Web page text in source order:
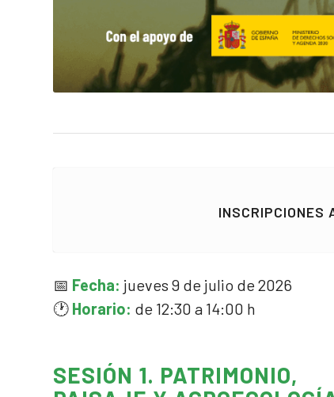
INSCRIPCIONES
📅 Fecha: jueves 9 de julio de 2026
🕐 Horario: de 12:30 a 14:00 h
SESIÓN 1. PATRIMONIO,